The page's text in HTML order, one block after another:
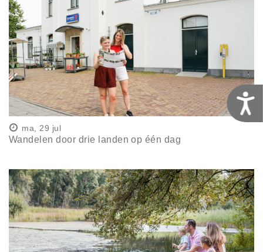
Wandelen door drie landen op één dag
ma, 29 jul